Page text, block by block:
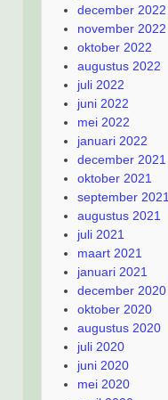
december 2022
november 2022
oktober 2022
augustus 2022
juli 2022
juni 2022
mei 2022
januari 2022
december 2021
oktober 2021
september 2021
augustus 2021
juli 2021
maart 2021
januari 2021
december 2020
oktober 2020
augustus 2020
juli 2020
juni 2020
mei 2020